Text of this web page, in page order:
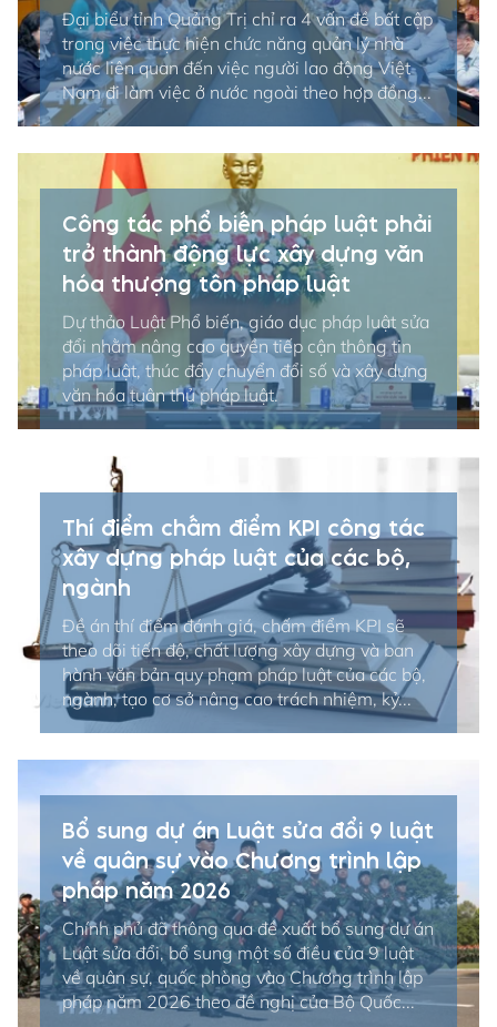
Đại biểu tỉnh Quảng Trị chỉ ra 4 vấn đề bất cập
trong việc thực hiện chức năng quản lý nhà
nước liên quan đến việc người lao động Việt
Nam đi làm việc ở nước ngoài theo hợp đồng...
Công tác phổ biến pháp luật phải
trở thành động lực xây dựng văn
hóa thượng tôn pháp luật
Dự thảo Luật Phổ biến, giáo dục pháp luật sửa
đổi nhằm nâng cao quyền tiếp cận thông tin
pháp luật, thúc đẩy chuyển đổi số và xây dựng
văn hóa tuân thủ pháp luật.
Thí điểm chấm điểm KPI công tác
xây dựng pháp luật của các bộ,
ngành
Đề án thí điểm đánh giá, chấm điểm KPI sẽ
theo dõi tiến độ, chất lượng xây dựng và ban
hành văn bản quy phạm pháp luật của các bộ,
ngành, tạo cơ sở nâng cao trách nhiệm, kỷ...
Bổ sung dự án Luật sửa đổi 9 luật
về quân sự vào Chương trình lập
pháp năm 2026
Chính phủ đã thông qua đề xuất bổ sung dự án
Luật sửa đổi, bổ sung một số điều của 9 luật
về quân sự, quốc phòng vào Chương trình lập
pháp năm 2026 theo đề nghị của Bộ Quốc...